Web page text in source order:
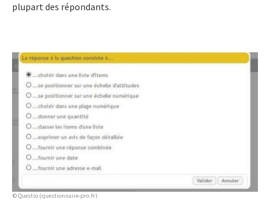
plupart des répondants.
© Questio (questionnaire-pro.fr)